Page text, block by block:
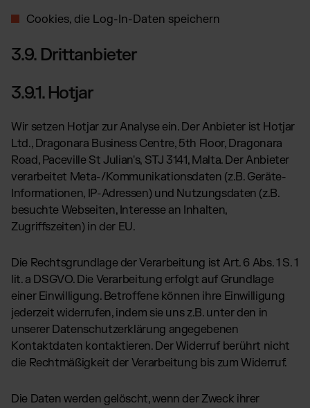
Cookies, die Log-In-Daten speichern
3.9. Drittanbieter
3.9.1. Hotjar
Wir setzen Hotjar zur Analyse ein. Der Anbieter ist Hotjar
Ltd., Dragonara Business Centre, 5th Floor, Dragonara
Road, Paceville St Julian's, STJ 3141, Malta. Der Anbieter
verarbeitet Meta-/Kommunikationsdaten (z.B. Geräte-
Informationen, IP-Adressen) und Nutzungsdaten (z.B.
besuchte Webseiten, Interesse an Inhalten,
Zugriffszeiten) in der EU.
Die Rechtsgrundlage der Verarbeitung ist Art. 6 Abs. 1 S. 1
lit. a DSGVO. Die Verarbeitung erfolgt auf Grundlage
einer Einwilligung. Betroffene können ihre Einwilligung
jederzeit widerrufen, indem sie uns z.B. unter den in
unserer Datenschutzerklärung angegebenen
Kontaktdaten kontaktieren. Der Widerruf berührt nicht
die Rechtmäßigkeit der Verarbeitung bis zum Widerruf.
Die Daten werden gelöscht, wenn der Zweck ihrer